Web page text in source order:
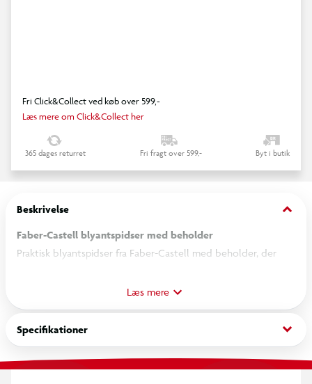
Fri Click&Collect ved køb over 599,-
Læs mere om Click&Collect her
365 dages returret Fri fragt over 599,- Byt i butik
Beskrivelse keyboard_arrow_down
Faber-Castell blyantspidser med beholder
Praktisk blyantspidser fra Faber-Castell med beholder, der
penalhuset, skrivebordet og skoletasken fri for rod.
Blyantspidseren er nem at bruge og tømme og passer til de
fleste standardblyanter, hvilket gør den perfekt til både skole,
kontor og hjemmebrug.
Læs mere
Specifikationer keyboard_arrow_down